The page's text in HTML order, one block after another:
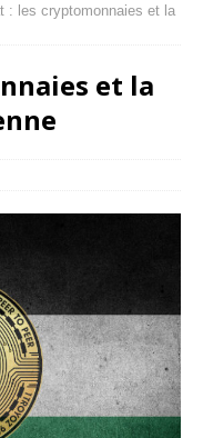
: les cryptomonnaies et la
et la